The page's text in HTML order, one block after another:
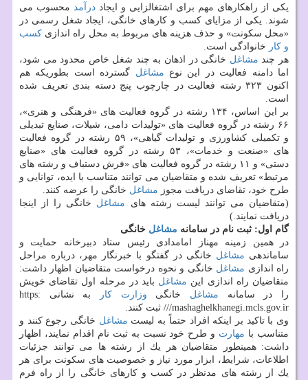
یكی از راهكارهای مهم برای اشتغالزایی و ایجاد درآمد محسوب می
شوند. یكی از مزایای كسب و كارهای خانگی، ایجاد شغل رسمی در
«محل سكونت» و حذف هزینه های مربوط به محل راه اندازی كسب
و كار خانوادگی است.
هر چند مشاغل خانگی در اذهان به چند شغل خاص محدود می شود،
اما دامنه فعالیت در این نوع مشاغل گسترده است بطوریكه هم
اكنون ۳۲۳ رشته فعالیت در چارچوب پنج دسته بندی تعریف شده
است.
بر این اساس، ۱۳۴ رشته در گروه فعالیت های «فرهنگی و هنری»،
۶۶ رشته در گروه فعالیت های «تولیدات دامی، شیلات، صنایع تبدیلی
و تكمیلی كشاورزی و تولیدات گیاهی»، ۵۹ رشته در گروه فعالیت
های «صنعت و خدمات»، ۵۳ رشته در گروه فعالیت های «صنایع
دستی» و ۱۱ رشته در گروه فعالیت های «فرش دستباف و رشته های
مرتبط» تعریف شده و متقاضیان می توانند متناسب با ایده، توانایی و
طرح خود، تقاضای دریافت مجوز مشاغل خانگی را عرضه كنند.
(متقاضیان می توانند لیست رشته های مشاغل خانگی را از اینجا
دریافت نمایند.)
گام اول: ثبت نام در سامانه مشاغل خانگی
در همین زمینه مهناز امامدادی رئیس ستاد دبیرخانه حمایت و
ساماندهی مشاغل خانگی در گفتگو با خبرنگار مهر، درباره مراحل
راه اندازی مشاغل خانگی و نحوه درخواست متقاضیان اظهار داشت:
متقاضیان راه اندازی این مشاغل باید در مرحله اول تقاضای خویش
را در سامانه مشاغل خانگی وزارت كار
به نشانی https:
//mashaghelkhanegi.mcls.gov.ir/ ثبت كنند.
وی با تاكید بر اینكه افراد حتماً به لیست مشاغل خانگی رجوع كنند و
متناسب با مهارت و طرح خود نسبت به ثبت نام اقدام نمایند، اظهار
داشت: همینطور متقاضیان هر یك از رشته ها می توانند جزئیات
اطلاعات، شرایط، ابزار مورد نیاز و خصوصیت های سكونت برای هر
یك از رشته های مدنظر در كسب و كارهای خانگی را از راه فرم